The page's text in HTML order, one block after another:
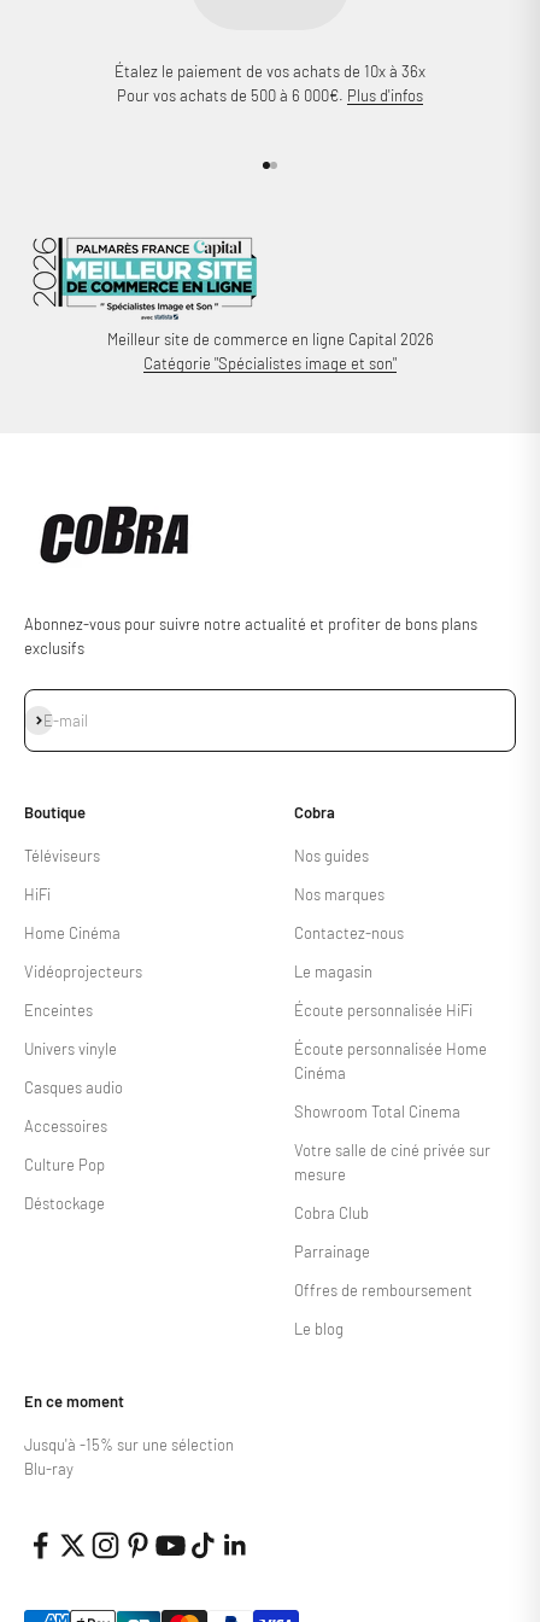
Étalez le paiement de vos achats de 10x à 36x
Pour vos achats de 500 à 6 000€. Plus d'infos
Aller à l'élément 1
Aller à l'élément 2
Meilleur site de commerce en ligne Capital 2026
Catégorie "Spécialistes image et son"
Abonnez-vous pour suivre notre actualité et profiter de bons plans
exclusifs
E-mail
S'inscrire
Boutique
Téléviseurs
HiFi
Home Cinéma
Vidéoprojecteurs
Enceintes
Univers vinyle
Casques audio
Accessoires
Culture Pop
Déstockage
Cobra
Nos guides
Nos marques
Contactez-nous
Le magasin
Écoute personnalisée HiFi
Écoute personnalisée Home
Cinéma
Showroom Total Cinema
Votre salle de ciné privée sur
mesure
Cobra Club
Parrainage
Offres de remboursement
Le blog
En ce moment
Jusqu'à -15% sur une sélection
Blu-ray